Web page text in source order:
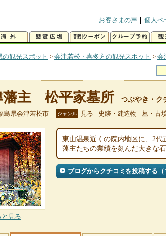
お客さまの声
個人ペ
の観光スポット > 会津若松・喜多方の観光スポット > 会
藩主 松平家墓所 つぶやき・ク
島県会津若松市 ジャンル 見る - 史跡・建造物 - 墓・古
と見る
東山温泉近くの院内地区に、2
藩主たちの業績を刻んだ大きな石
ブログからクチコミを投稿する（